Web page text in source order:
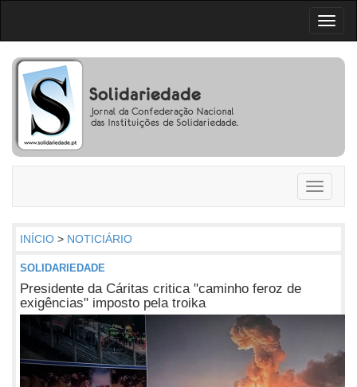
Toggle
INÍCIO > NOTICIÁRIO
SOLIDARIEDADE
Presidente da Cáritas critica "caminho feroz de
exigências" imposto pela troika